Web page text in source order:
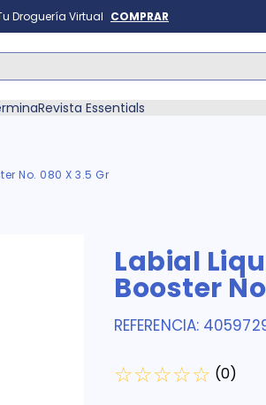
Droguería Virtual COMPRAR
Revista Essentials
No. 080 X 3.5 Gr
Labial
Booster
REFERENCIA:
☆☆☆☆☆ (0)